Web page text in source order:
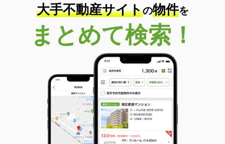
大手不動産サイトの物件を
まとめて検索！